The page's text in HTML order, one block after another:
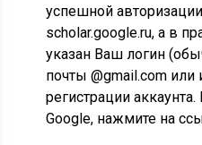
успешной
scholar.google.ru, а в
указан Ваш логин
почты @gmail.com
регистрации
Google, нажмите на